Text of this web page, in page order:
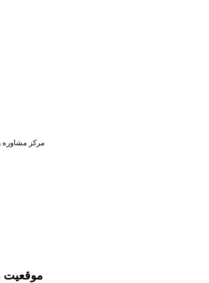
مرکز مشاوره
موقعیت